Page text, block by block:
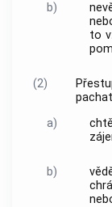
b)
to
(2)
a)
b)